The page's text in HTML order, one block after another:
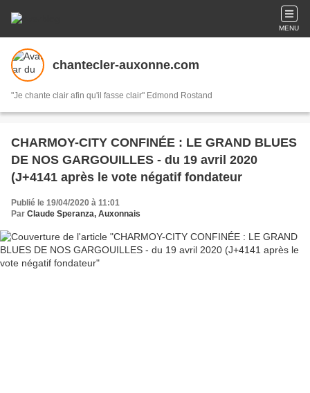
MENU
chantecler-auxonne.com
"Je chante clair afin qu'il fasse clair" Edmond Rostand
CHARMOY-CITY CONFINÉE : LE GRAND BLUES
DE NOS GARGOUILLES - du 19 avril 2020
(J+4141 après le vote négatif fondateur
Publié le 19/04/2020 à 11:01
Par Claude Speranza, Auxonnais